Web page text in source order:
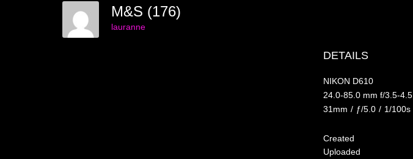
M&S (176)
lauranne
DETAILS
NIKON D610
24.0-85.0 mm f/3.5-4.5
31mm / ƒ/5.0 / 1/100s
Created
Uploaded